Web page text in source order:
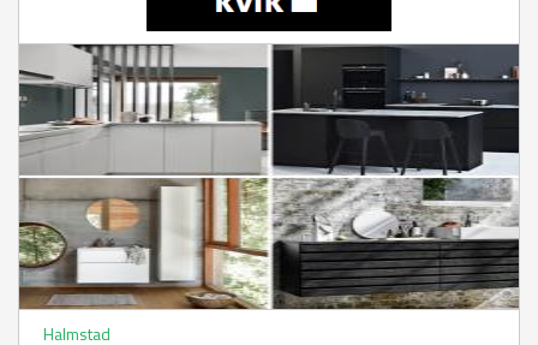
Halmstad